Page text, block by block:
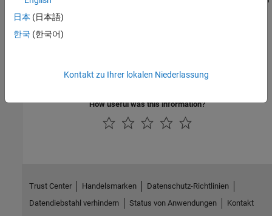
systems modeled in either MATLAB
How Tuned Simulink Blocks Are Parameterized
Simulink blocks.
How useful was this information?
日本 (日本語)
한국 (한국어)
Kontakt zu Ihrer lokalen Niederlassung
Trust Center Handelsmarken
Datenschutz-Richtlinien
Datendiebstahl verhindern
Status von Anwendungen
Kontakt